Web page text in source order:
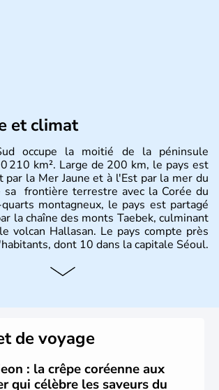
et climat
occupe la moitié de la péninsule
210 km². Large de 200 km, le pays est
par la Mer Jaune et à l'Est par la mer du
sa frontière terrestre avec la Corée du
montagneux, le pays est partagé
la chaîne des monts Taebek, culminant
volcan Hallasan. Le pays compte près
dont 10 dans la capitale Séoul.
le bouddhisme en sont les deux
Ce pays partage sa culture avec la
Jeux Olympiques s’y sont déroulés en
que la Coupe du Monde de football en
de voyage
: la crêpe coréenne aux
qui célèbre les saveurs du